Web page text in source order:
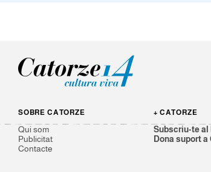
SOBRE CATORZE
Qui som
Publicitat
Contacte
+ CATORZE
Subscriu-te
Dona suport a